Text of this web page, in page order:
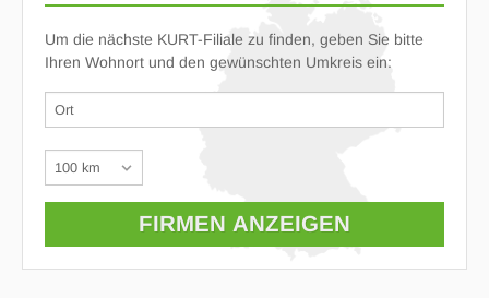
Um die nächste KURT-Filiale zu finden, geben Sie bitte
Ihren Wohnort und den gewünschten Umkreis ein: